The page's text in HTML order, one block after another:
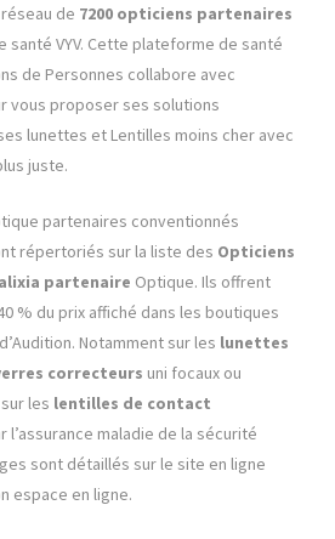
de 7200 opticiens partenaires
santé VYV. Cette plateforme de santé
de Personnes collabore avec
vous proposer ses solutions
lunettes et Lentilles moins cher avec
juste.
partenaires conventionnés
répertoriés sur la liste des Opticiens
partenaire Optique. Ils offrent
% du prix affiché dans les boutiques
Notamment sur les lunettes
correcteurs uni focaux ou
les lentilles de contact
l’assurance maladie de la sécurité
sont détaillés sur le site en ligne
espace en ligne.